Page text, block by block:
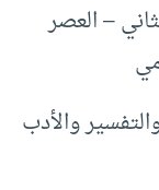
– العصر
والأدب